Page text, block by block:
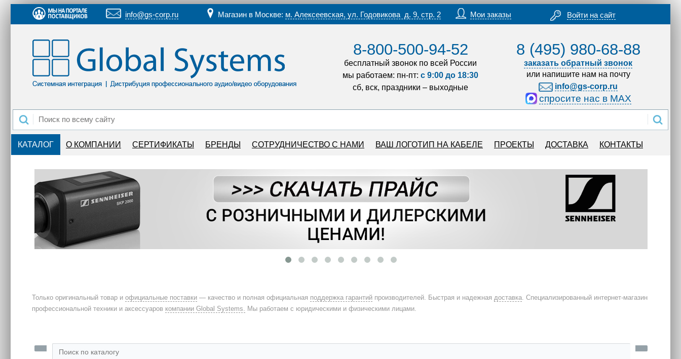
info@gs-corp.ru Магазин в Москве: м. Алексеевская, ул. Годовикова д. 9, стр. 2 Мои заказы Войти на сайт
8-800-500-94-52
бесплатный звонок по всей России
мы работаем: пн-пт: с 9:00 до 18:30
сб, вск, праздники – выходные
8 (495) 980-68-88
заказать обратный звонок
или напишите нам на почту
info@gs-corp.ru
спросите нас в MAX
КАТАЛОГ О КОМПАНИИ СЕРТИФИКАТЫ БРЕНДЫ СОТРУДНИЧЕСТВО С НАМИ ВАШ ЛОГОТИП НА КАБЕЛЕ ПРОЕКТЫ ДОСТАВКА КОНТАКТЫ
Только оригинальный товар и официальные поставки — качество и полная официальная поддержка гарантий производителей. Быстрая и надежная доставка. Специализированный интернет-магазин
профессиональной техники и аксессуаров компании Global Systems. Мы работаем с юридическими и физическими лицами.